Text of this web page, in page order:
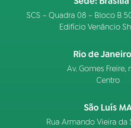
SCS – Quadra 08 – Bloco B
Edifício Venâncio
Rio de
Av. Gomes Freire,
Centro
São Luís
Rua Armando Vieira da